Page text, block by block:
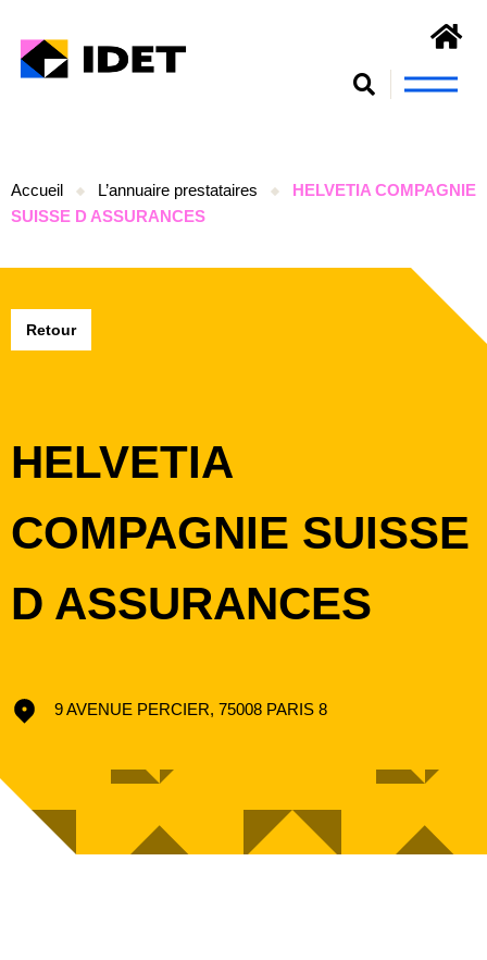
Accueil L’annuaire prestataires
HELVETIA COMPAGNIE
SUISSE D ASSURANCES
Retour
HELVETIA
COMPAGNIE SUISSE
D ASSURANCES
9 AVENUE PERCIER, 75008 PARIS 8